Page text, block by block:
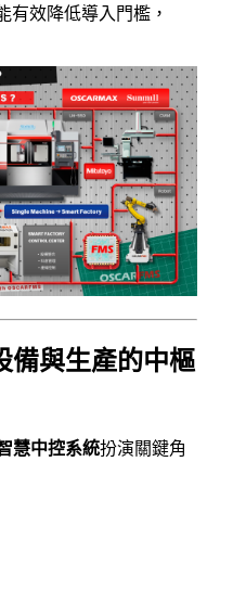
有效降低導入門檻，
備與生產的中樞
慧中控系統扮演關鍵角